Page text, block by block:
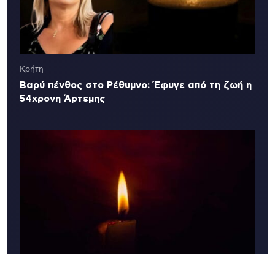
Κρήτη
Βαρύ πένθος στο Ρέθυμνο: Έφυγε από τη ζωή η
54χρονη Άρτεμης